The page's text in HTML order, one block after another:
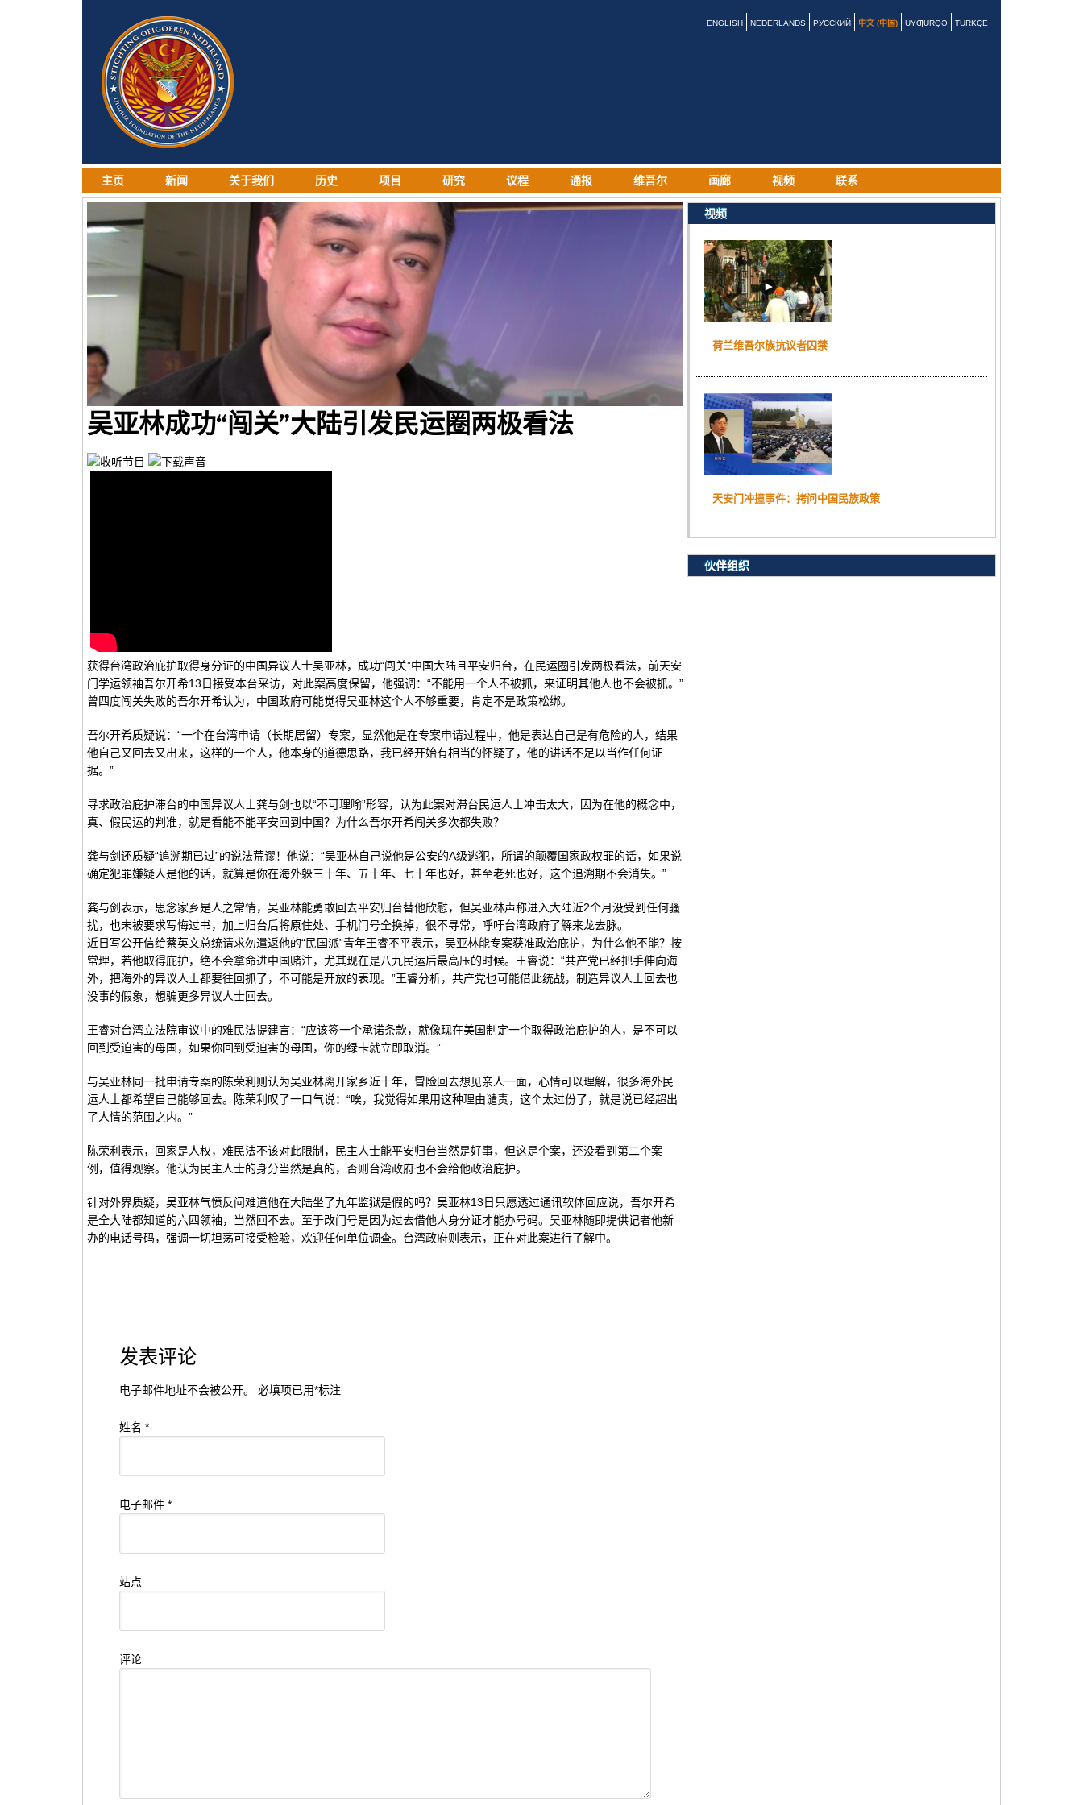
ENGLISH NEDERLANDS РУССКИЙ 中文 (中国) UYƢURQƏ TÜRKÇE
主页 新闻 关于我们 历史 项目 研究 议程 通报 维吾尔 画廊 视频 联系
吴亚林成功“闯关”大陆引发民运圈两极看法
获得台湾政治庇护取得身分证的中国异议人士吴亚林，成功“闯关”中国大陆且平安归台，在民运圈引发两极看法，前天安
门学运领袖吾尔开希13日接受本台采访，对此案高度保留，他强调：“不能用一个人不被抓，来证明其他人也不会被抓。”
曾四度闯关失败的吾尔开希认为，中国政府可能觉得吴亚林这个人不够重要，肯定不是政策松绑。
吾尔开希质疑说：“一个在台湾申请（长期居留）专案，显然他是在专案申请过程中，他是表达自己是有危险的人，结果
他自己又回去又出来，这样的一个人，他本身的道德思路，我已经开始有相当的怀疑了，他的讲话不足以当作任何证
据。”
寻求政治庇护滞台的中国异议人士龚与剑也以“不可理喻”形容，认为此案对滞台民运人士冲击太大，因为在他的概念中，
真、假民运的判准，就是看能不能平安回到中国？为什么吾尔开希闯关多次都失败？
龚与剑还质疑“追溯期已过”的说法荒谬！他说：“吴亚林自己说他是公安的A级逃犯，所谓的颠覆国家政权罪的话，如果说
确定犯罪嫌疑人是他的话，就算是你在海外躲三十年、五十年、七十年也好，甚至老死也好，这个追溯期不会消失。”
龚与剑表示，思念家乡是人之常情，吴亚林能勇敢回去平安归台替他欣慰，但吴亚林声称进入大陆近2个月没受到任何骚
扰，也未被要求写悔过书，加上归台后将原住处、手机门号全换掉，很不寻常，呼吁台湾政府了解来龙去脉。
近日写公开信给蔡英文总统请求勿遣返他的“民国派”青年王睿不平表示，吴亚林能专案获准政治庇护，为什么他不能？按
常理，若他取得庇护，绝不会拿命进中国赌注，尤其现在是八九民运后最高压的时候。王睿说：“共产党已经把手伸向海
外，把海外的异议人士都要往回抓了，不可能是开放的表现。”王睿分析，共产党也可能借此统战，制造异议人士回去也
没事的假象，想骗更多异议人士回去。
王睿对台湾立法院审议中的难民法提建言：“应该签一个承诺条款，就像现在美国制定一个取得政治庇护的人，是不可以
回到受迫害的母国，如果你回到受迫害的母国，你的绿卡就立即取消。”
与吴亚林同一批申请专案的陈荣利则认为吴亚林离开家乡近十年，冒险回去想见亲人一面，心情可以理解，很多海外民
运人士都希望自己能够回去。陈荣利叹了一口气说：“唉，我觉得如果用这种理由谴责，这个太过份了，就是说已经超出
了人情的范围之内。”
陈荣利表示，回家是人权，难民法不该对此限制，民主人士能平安归台当然是好事，但这是个案，还没看到第二个案
例，值得观察。他认为民主人士的身分当然是真的，否则台湾政府也不会给他政治庇护。
针对外界质疑，吴亚林气愤反问难道他在大陆坐了九年监狱是假的吗？吴亚林13日只愿透过通讯软体回应说，吾尔开希
是全大陆都知道的六四领袖，当然回不去。至于改门号是因为过去借他人身分证才能办号码。吴亚林随即提供记者他新
办的电话号码，强调一切坦荡可接受检验，欢迎任何单位调查。台湾政府则表示，正在对此案进行了解中。
发表评论
电子邮件地址不会被公开。 必填项已用*标注
姓名 *
电子邮件 *
站点
评论
视频
荷兰维吾尔族抗议者囚禁
天安门冲撞事件：拷问中国民族政策
伙伴组织